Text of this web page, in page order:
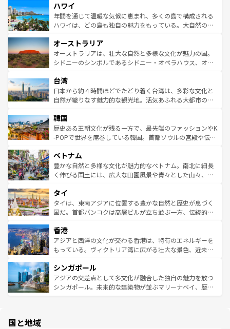
ば市内交通費無料で観光を楽しむこともできる。 なお、新
着のスイス情報はコンテンツ一覧 を参照してほしい。
のような巨大都市は、観光、ショッピング、エンターテイ
ンメントが詰まった刺激的なスポットだ。一方、アメリカ
西部には大自然が広がり、グランドキャニオンやイエロー
部のニューオーリンズでは、音楽と美食が融合した独特の
文化が魅力。旅行者はアメリカの各地域で異なる魅力を楽
しみながら、その多様性と豊かな歴史を感じることができ
ならではの贅沢な旅のスタイルだ。 なお、新着のアメリカ
情報はコンテンツ一覧を参照してほしい。
ハワイ
年間を通じて温暖な気候に恵まれ、多くの島で構成される
ハワイは、どの島も独自の魅力をもっている。大自然の神
ワイ島は見逃せない。また、定番の観光地といえばオアフ
島だが、静かな自然を求めるならマウイ島やカウアイ島が
おすすめ。エメラルドグリーンに輝く海をはじめ、豊かな
れるおもてなしの心で訪れる人々を迎えてくれるハワイの
人々、おいしいローカルフードやハワイアンミュージッ
ク、伝統的なフラダンスなど、すべてがハワイの魅力を彩
ワイを、存分に味わってほしい。 なお、新着のハワイ情報
はコンテンツ一覧を参照してほしい。
オーストラリア
オーストラリアは、壮大な自然と多様な文化が魅力の国。
シドニーのシンボルであるシドニー・オペラハウス、オー
リアリーフや大陸中央部にそびえるウルル（エアーズロッ
ク）、タスマニアの美しい原生林やケアンズの熱帯雨林な
ど、見どころがたくさん。また、カフェやワイン、オージ
いる。アクティビティも充実しており、サーフィンやダイ
ビング、ハイキングなど、アウトドア好きにはたまらな
い。オーストラリアの多彩な魅力を存分に味わいつくそ
参照してほしい。
台湾
日本から約４時間ほどでたどり着く台湾は、多彩な文化と
自然が織りなす魅力的な観光地。活気あふれる大都市の台
ン）、静ひつな山岳地帯である台湾東部など、都市の喧騒
と山間の静けさが共存しており、訪れる人に新しい発見と
驚きをもたらしてくれる。また、奥深い台湾の食文化も魅
容にもいいと評判のスイーツなど、バラエティ豊かな料理
が味わえる。 なお、新着の台湾情報は コンテンツ一覧を参
照してほしい。
韓国
歴史ある王朝文化が残る一方で、最先端のファッションやK
-POPで世界を席巻している韓国。首都ソウルの宮殿や伝統
き、地方に足を延ばせば四季折々の自然美を楽しむことが
できる。そして、キムチや焼肉、絶品のストリートフード
まで、さまざまな韓国料理が待っている。夜には、韓国な
リティに包まれながら、韓国の多彩な魅力を心ゆくまで味
わってみてほしい。 なお、新着の韓国情報はコンテンツ一
覧を参照してほしい。
ベトナム
豊かな自然と多様な文化が魅力的なベトナム。南北に細長
く伸びる国土には、広大な田園風景や青々とした山々、世
急速な発展と共に伝統が息づく。ハノイの古い町並みやホ
ーチミン市のフランス統治時代の建物も、独特の雰囲気を
醸し出している。また、バラエティの豊かさとおいしさで
とつ。フォーやバインミー、ベトナムコーヒーなどは、ぜ
ひ現地で味わいたい。どの地域を訪れてもあたたかい人々
が旅行者を迎えてくれるので、きっと忘れられない旅にな
参照してほしい。
タイ
タイは、東南アジアに位置する豊かな自然と歴史が息づく
国だ。首都バンコクは高層ビルが立ち並ぶ一方、伝統的な
の活気が交差している。北部ではチェンマイなどの山岳地
帯で自然と触れ合い、南部ではプーケットやクラビの美し
いビーチでリゾート気分を楽しむことができる。タイ料理
激する。気候は一年中温暖で、どの季節にも異なる楽しみ
が待っている。親しみやすいタイの人々、仏教を中心とし
た文化、そして多様な観光資源が、訪れる旅人を魅了し続
香港
アジアと西洋の文化が交わる香港は、特有のエネルギーを
もっている。ヴィクトリア湾に広がる壮大な景色、近未来
み、どこを訪れても感動するはず。観光スポットが密集し
ており、効率よく見どころを回れるのも魅力。息をのむよ
うな絶景から文化的な体験まで、香港を存分に楽しみ尽く
シンガポール
アジアの交差点として多文化が融合した独自の魅力を放つ
シンガポール。未来的な建築物が並ぶマリーナベイ、歴史
国と地域